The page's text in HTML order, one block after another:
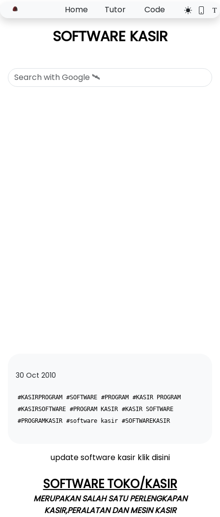
Home Tutor Code
SOFTWARE KASIR
30 Oct 2010
#KASIRPROGRAM #SOFTWARE #PROGRAM #KASIR PROGRAM
#KASIRSOFTWARE #PROGRAM KASIR #KASIR SOFTWARE
#PROGRAMKASIR #software kasir #SOFTWAREKASIR
update software kasir klik disini
SOFTWARE TOKO/KASIR
MERUPAKAN SALAH SATU PERLENGKAPAN
KASIR,PERALATAN DAN MESIN KASIR